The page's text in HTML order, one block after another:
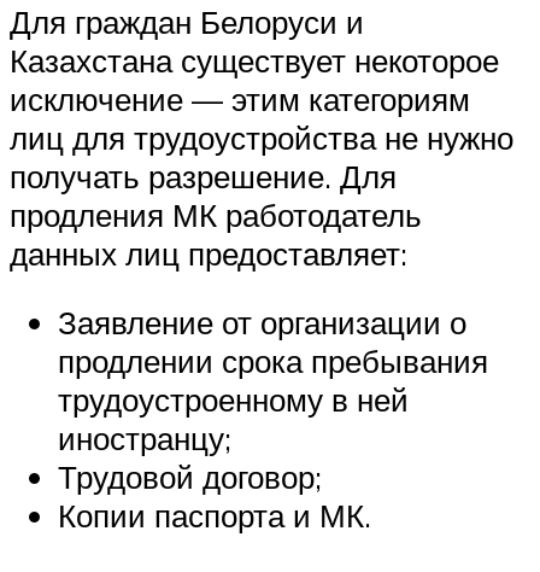
Для граждан Белоруси и
Казахстана существует некоторое
исключение — этим категориям
лиц для трудоустройства не нужно
получать разрешение. Для
продления МК работодатель
данных лиц предоставляет:
Заявление от организации о
продлении срока пребывания
трудоустроенному в ней
иностранцу;
Трудовой договор;
Копии паспорта и МК.